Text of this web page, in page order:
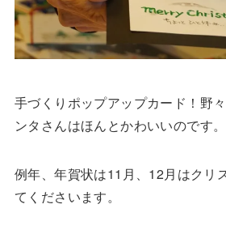
手づくりポップアップカード！野
ンタさんはほんとかわいいのです。
例年、年賀状は11月、12月はクリ
てくださいます。